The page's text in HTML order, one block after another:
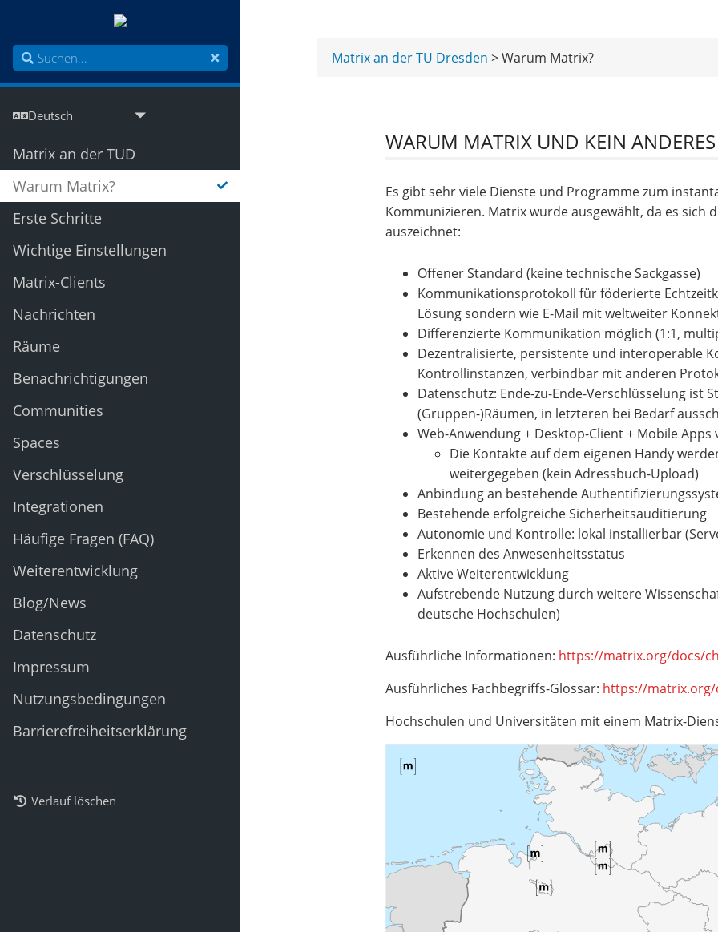
Matrix an der TUD
Warum Matrix?
Erste Schritte
Wichtige Einstellungen
Matrix-Clients
Nachrichten
Räume
Benachrichtigungen
Communities
Spaces
Verschlüsselung
Integrationen
Häufige Fragen (FAQ)
Weiterentwicklung
Blog/News
Datenschutz
Impressum
Nutzungsbedingungen
Barrierefreiheitserklärung
Verlauf löschen
Matrix an der TU Dresden > Warum Matrix?
WARUM MATRIX UND KEIN
Es gibt sehr viele Dienste und Programme zum
Kommunizieren. Matrix wurde ausgewählt, da es sich
auszeichnet:
Offener Standard (keine technische Sackgasse)
Kommunikationsprotokoll für föderierte
Lösung sondern wie E-Mail mit weltweiter
Differenzierte Kommunikation möglich (1:1,
Dezentralisierte, persistente und interoperable
Kontrollinstanzen, verbindbar mit anderen
Datenschutz: Ende-zu-Ende-Verschlüsselung ist
(Gruppen-)Räumen, in letzteren bei Bedarf
Web-Anwendung + Desktop-Client + Mobile
Die Kontakte auf dem eigenen Handy
weitergegeben (kein Adressbuch-Upload)
Anbindung an bestehende
Bestehende erfolgreiche Sicherheitsauditierung
Autonomie und Kontrolle: lokal installierbar
Erkennen des Anwesenheitsstatus
Aktive Weiterentwicklung
Aufstrebende Nutzung durch weitere
deutsche Hochschulen)
Ausführliche Informationen: https://matrix.org/docs/
Ausführliches Fachbegriffs-Glossar: https://
Hochschulen und Universitäten mit einem Matrix-